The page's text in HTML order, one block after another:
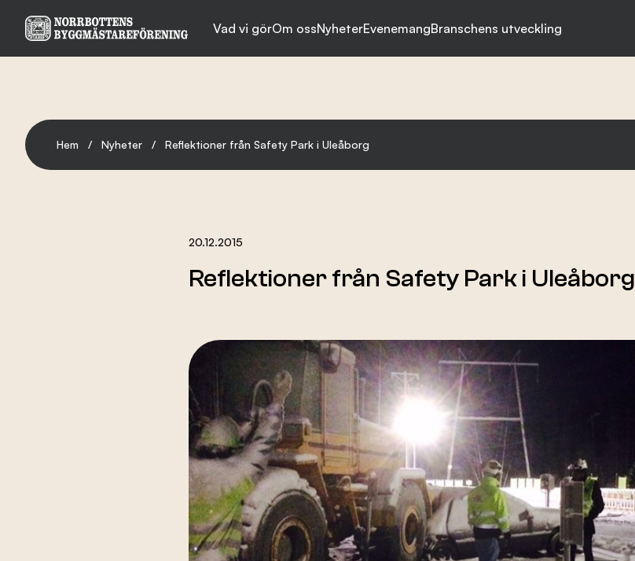
Vad vi görOm ossNyheterEvenemangBranschens utveckling
Om oss
Branschens utveckling
Hem / Nyheter / Reflektioner från Safety Park i Uleåborg
20.12.2015
Reflektioner från Safety Park i Uleåborg